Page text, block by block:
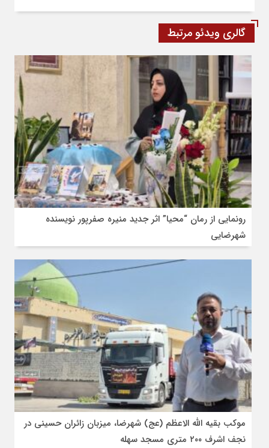
گالری ویدئو مرتبط
رونمایی از رمان “محیا” اثر جدید منیره صفرپور نویسنده
شهرضایی
موکب بقیه الله الاعظم (عج) شهرضا، میزبان زائران حسینی در
نجف اشرف ۲۰۰ متری مسجد سهله